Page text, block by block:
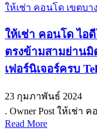
ให้เช่า คอนโด เขตบา
ให้เช่า คอนโด ไอ
ตรงข้ามสามย่าน
เฟอร์นิเจอร์ครบ
23 กุมภาพันธ์ 2024
. Owner Post ให้เช่า ค
Read More